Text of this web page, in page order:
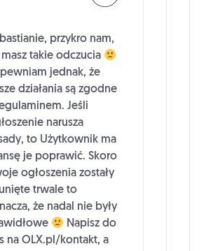
przykro nam,
masz takie odczucia
jednak, że
działania są zgodne
Jeśli
narusza
to Użytkownik ma
je poprawić. Skoro
ogłoszenia zostały
trwale to
że nadal nie były
Napisz do
na OLX.pl/kontakt, a